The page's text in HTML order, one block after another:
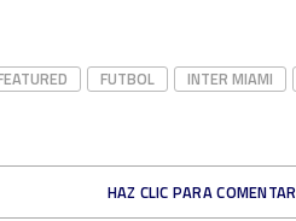
FUTBOL INTER MIAMI
HAZ CLIC PARA COMENTAR